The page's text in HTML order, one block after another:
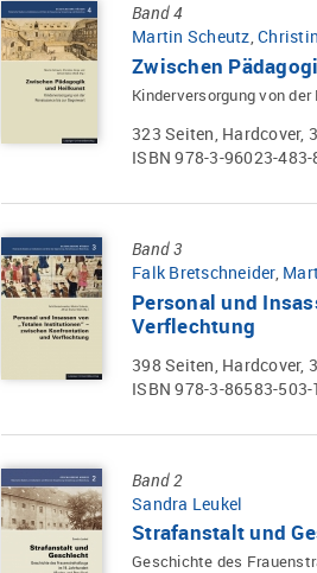
Band 4
Martin Scheutz,
Zwischen
Kinderversorgung von
323 Seiten, Hardcover,
ISBN 978-3-96023-483-
Band 3
Falk Bretschneider,
Personal und
Verflechtung
398 Seiten, Hardcover,
ISBN 978-3-86583-503-1
Band 2
Sandra Leukel
Strafanstalt und
Geschichte des